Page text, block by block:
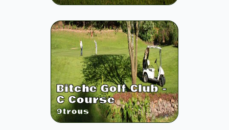
Bitche Golf Club -
C Course
9trous